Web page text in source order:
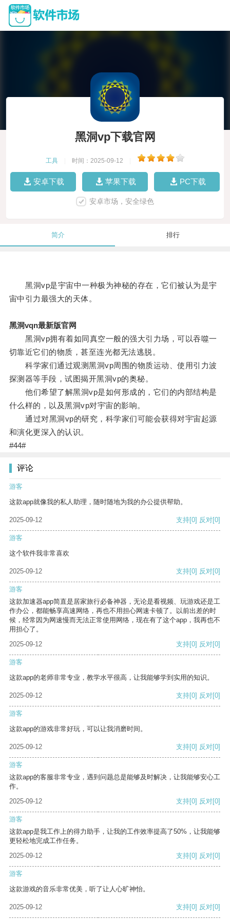
黑洞vp下载官网
工具 时间：2025-09-12
安卓下载 苹果下载 PC下载
安卓市场，安全绿色
简介 排行
黑洞vp是宇宙中一种极为神秘的存在，它们被认为是宇
宙中引力最强大的天体。
黑洞vqn最新版官网
黑洞vp拥有着如同真空一般的强大引力场，可以吞噬一
切靠近它们的物质，甚至连光都无法逃脱。
科学家们通过观测黑洞vp周围的物质运动、使用引力波
探测器等手段，试图揭开黑洞vp的奥秘。
他们希望了解黑洞vp是如何形成的，它们的内部结构是
什么样的，以及黑洞vp对宇宙的影响。
通过对黑洞vp的研究，科学家们可能会获得对宇宙起源
和演化更深入的认识。
#44#
评论
游客
这款app就像我的私人助理，随时随地为我的办公提供帮助。
2025-09-12 支持[0] 反对[0]
游客
这个软件我非常喜欢
2025-09-12 支持[0] 反对[0]
游客
这款加速器app简直是居家旅行必备神器，无论是看视频、玩游戏还是工
作办公，都能畅享高速网络，再也不用担心网速卡顿了。以前出差的时
候，经常因为网速慢而无法正常使用网络，现在有了这个app，我再也不
用担心了。
2025-09-12
支持[0] 反对[0]
游客
这款app的老师非常专业，教学水平很高，让我能够学到实用的知识。
2025-09-12 支持[0] 反对[0]
游客
这款app的游戏非常好玩，可以让我消磨时间。
2025-09-12 支持[0] 反对[0]
游客
这款app的客服非常专业，遇到问题总是能够及时解决，让我能够安心工
作。
2025-09-12
支持[0] 反对[0]
游客
这款app是我工作上的得力助手，让我的工作效率提高了50%，让我能够
更轻松地完成工作任务。
2025-09-12
支持[0] 反对[0]
游客
这款游戏的音乐非常优美，听了让人心旷神怡。
2025-09-12 支持[0] 反对[0]